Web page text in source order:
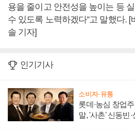
용을 줄이고 안전성을 높이는 등
수 있도록 노력하겠다”고 말했다.
솔 기자]
인기기사
소비자·유통
롯데·농심 창업
말, '사촌' 신동빈